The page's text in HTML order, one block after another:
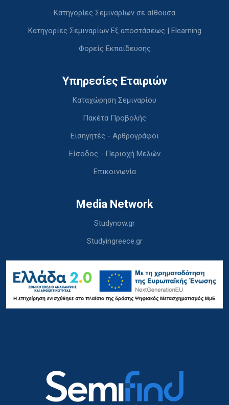
Κατηγορίες Σεμιναρίων σε αίθουσα
Κατηγορίες Σεμιναρίων Εξ αποστάσεως | Elearning
Φορείς Εκπαίδευσης
Υπηρεσίες Εταιριών
Καταχώρηση Σεμιναρίου
Πακέτα Προβολής
Εισηγητές - Αρθρογράφοι
Είσοδος - Περιοχή Μελών
Επικοινωνία
Media Network
Studynow.gr
Studyingreece.gr